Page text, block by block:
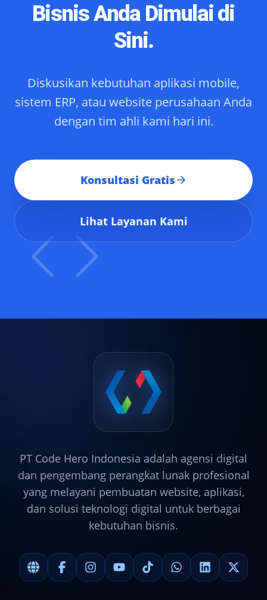
Bisnis Anda Dimulai di
Sini.
Diskusikan kebutuhan aplikasi mobile,
sistem ERP, atau website perusahaan Anda
dengan tim ahli kami hari ini.
Konsultasi Gratis
Lihat Layanan Kami
PT Code Hero Indonesia adalah agensi digital
dan pengembang perangkat lunak profesional
yang melayani pembuatan website, aplikasi,
dan solusi teknologi digital untuk berbagai
kebutuhan bisnis.